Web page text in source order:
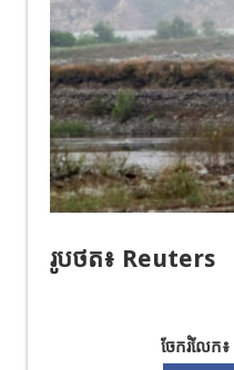
រូប​ថត​៖ Reuters
ចែករំលែក៖